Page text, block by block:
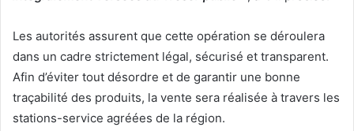
Les autorités assurent que cette opération se déroulera
dans un cadre strictement légal, sécurisé et transparent.
Afin d’éviter tout désordre et de garantir une bonne
traçabilité des produits, la vente sera réalisée à travers les
stations-service agréées de la région.